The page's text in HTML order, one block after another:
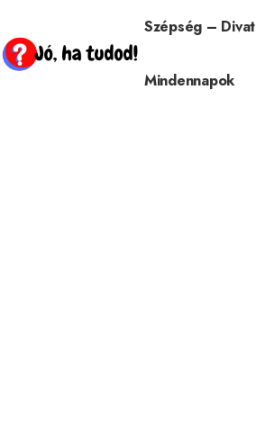
Szépség – Divat
Mindennapok